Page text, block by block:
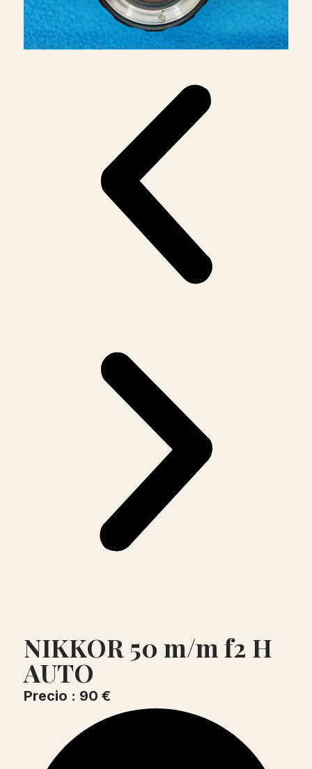
NIKKOR 50 m/m f2 H
AUTO
Precio : 90 €